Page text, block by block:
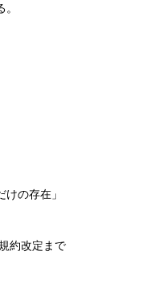
の存在」
約改定まで